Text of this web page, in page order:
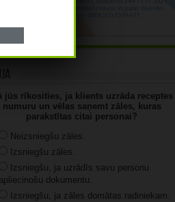
jūs rīkosities, ja klients uzrāda receptes
numuru un vēlas saņemt zāles, kuras
parakstītas citai personai?
Neizsniegšu zāles.
Izsniegšu zāles.
Izsniegšu, ja uzrādīs savu personu
dokumentu.
Izsniegšu, ja zāles domātas radiniekam.